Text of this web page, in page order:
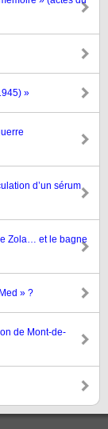
»
d’un sérum
Zola… et le bagne
» ?
de Mont-de-